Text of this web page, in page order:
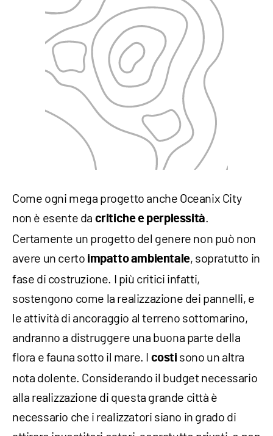
Come ogni mega progetto anche Oceanix City
non è esente da critiche e perplessità.
Certamente un progetto del genere non può non
avere un certo impatto ambientale, sopratutto in
fase di costruzione. I più critici infatti,
sostengono come la realizzazione dei pannelli, e
le attività di ancoraggio al terreno sottomarino,
andranno a distruggere una buona parte della
flora e fauna sotto il mare. I costi sono un altra
nota dolente. Considerando il budget necessario
alla realizzazione di questa grande città è
necessario che i realizzatori siano in grado di